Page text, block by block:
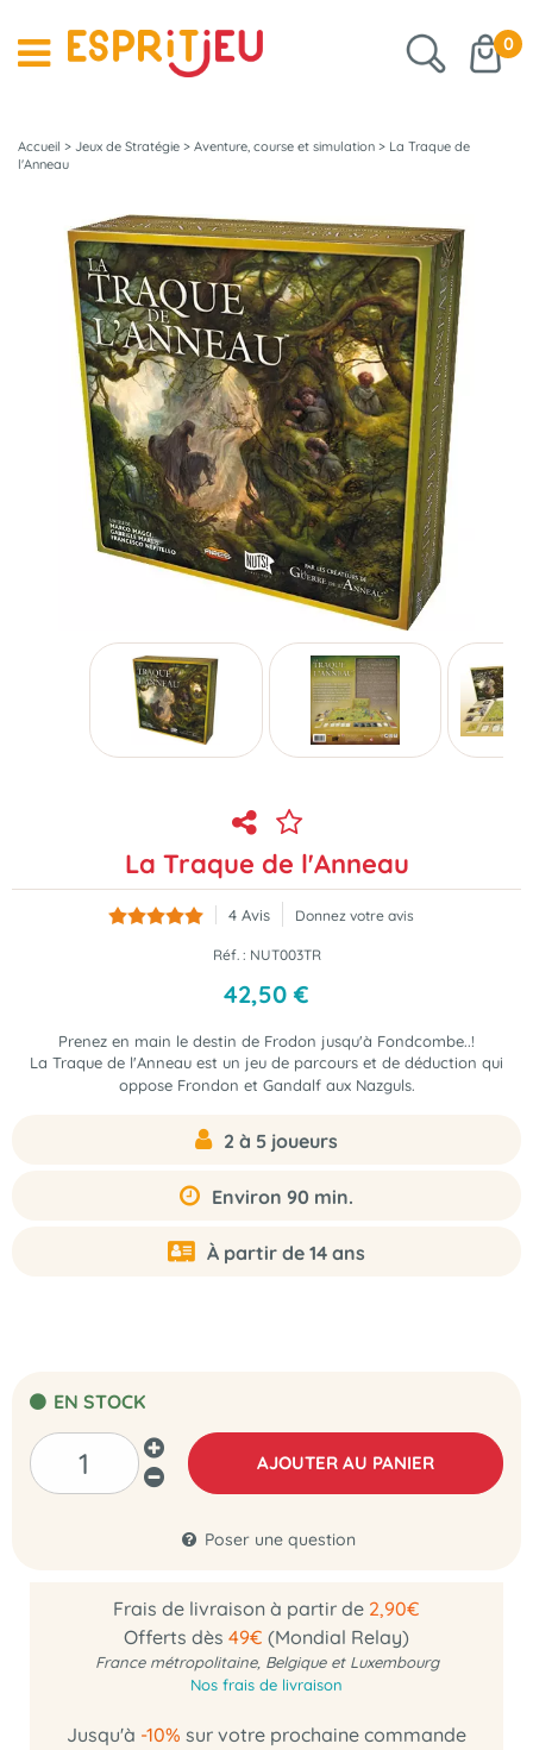
0
Accueil > Jeux de Stratégie > Aventure, course et simulation > La Traque de
l'Anneau
La Traque de l'Anneau
4 Avis Donnez votre avis
Réf. : NUT003TR
42,50 €
Prenez en main le destin de Frodon jusqu'à Fondcombe..!
La Traque de l'Anneau est un jeu de parcours et de déduction qui
oppose Frondon et Gandalf aux Nazguls.
2 à 5 joueurs
Environ 90 min.
À partir de 14 ans
EN STOCK
AJOUTER AU PANIER
Poser une question
Frais de livraison à partir de 2,90€
Offerts dès 49€ (Mondial Relay)
France métropolitaine, Belgique et Luxembourg
Nos frais de livraison
Jusqu'à -10% sur votre prochaine commande